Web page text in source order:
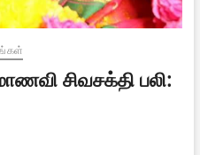
சிவசக்தி பலி: